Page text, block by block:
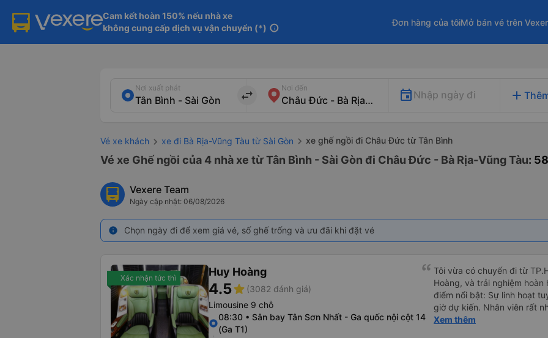
Cam kết hoàn 150% nếu nhà xe
không cung cấp dịch vụ vận chuyển (*) info
Đơn hàng của tôiMở bán vé trên
Nơi xuất phát
import_export
Nơi đến
Nhập ngày đi add
Vé xe khách xe đi Bà Rịa-Vũng Tàu từ Sài Gòn xe ghế ngồi đi Châu Đức từ Tân Bình
Vé xe Ghế ngồi của 4 nhà xe từ Tân Bình - Sài Gòn đi Châu Đức - Bà Rịa-Vũng Tàu:
Vexere Team
Ngày cập nhật: 06/08/2026
info Chọn ngày đi để xem giá vé, số ghế trống và ưu đãi khi đặt vé
Xác nhận tức thì Huy Hoàng
4.5star (3082 đánh giá)
Limousine 9 chỗ
08:30 • Sân bay Tân Sơn Nhất - Ga quốc nội cột 14
(Ga T1)
Tôi vừa có chuyến đi từ
Hoàng, và trải nghiệm
điểm nổi bật: Sự linh hoạt
giờ dự kiến. Nhân viên rất
chuyến xe sớm hơn vì còn
Xem thêm